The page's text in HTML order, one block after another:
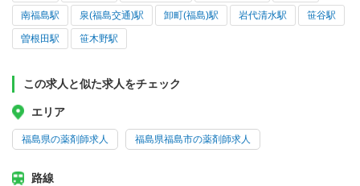
南福島駅 泉(福島交通)駅 卸町(福島)駅 岩代清水駅 笹谷駅
曽根田駅 笹木野駅
この求人と似た求人をチェック
エリア
福島県の薬剤師求人 福島県福島市の薬剤師求人
路線